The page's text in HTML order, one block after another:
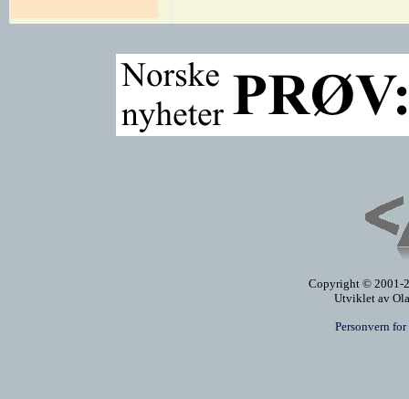
Copyright © 2001-
Utviklet av
Personvern